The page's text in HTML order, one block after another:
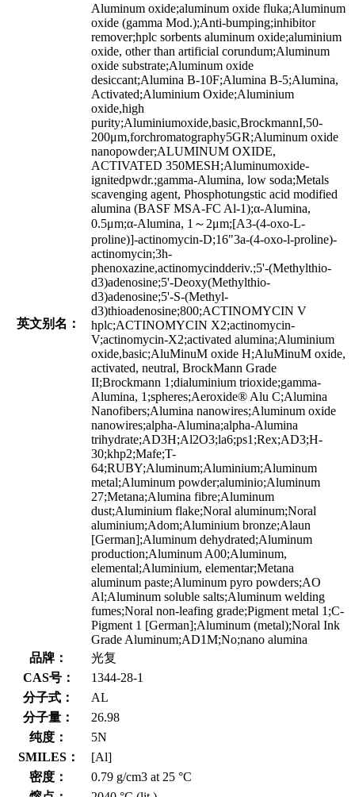
英文别名：
Aluminum oxide;aluminum oxide fluka;Aluminum
oxide (gamma Mod.);Anti-bumping;inhibitor
remover;hplc sorbents aluminum oxide;aluminium
oxide, other than artificial corundum;Aluminum
oxide substrate;Aluminum oxide
desiccant;Alumina B-10F;Alumina B-5;Alumina,
Activated;Aluminium Oxide;Aluminium
oxide,high
purity;Aluminiumoxide,basic,BrockmannI,50-
200μm,forchromatography5GR;Aluminum oxide
nanopowder;ALUMINUM OXIDE,
ACTIVATED 350MESH;Aluminumoxide-
ignitedpwdr.;gamma-Alumina, low soda;Metals
scavenging agent, Phosphotungstic acid modified
alumina (BASF MSA-FC Al-1);α-Alumina,
0.5μm;α-Alumina, 1～2μm;[A3-(4-oxo-L-
proline)]-actinomycin-D;16"3a-(4-oxo-l-proline)-
actinomycin;3h-
phenoxazine,actinomycindderiv.;5'-(Methylthio-
d3)adenosine;5'-Deoxy(Methylthio-
d3)adenosine;5'-S-(Methyl-
d3)thioadenosine;800;ACTINOMYCIN V
hplc;ACTINOMYCIN X2;actinomycin-
V;actinomycin-X2;activated alumina;Aluminium
oxide,basic;AluMinuM oxide H;AluMinuM oxide,
activated, neutral, BrockMann Grade
II;Brockmann 1;dialuminium trioxide;gamma-
Alumina, 1;spheres;Aeroxide® Alu C;Alumina
Nanofibers;Alumina nanowires;Aluminum oxide
nanowires;alpha-Alumina;alpha-Alumina
trihydrate;AD3H;Al2O3;la6;ps1;Rex;AD3;H-
30;khp2;Mafe;T-
64;RUBY;Aluminum;Aluminium;Aluminum
metal;Aluminum powder;aluminio;Aluminum
27;Metana;Alumina fibre;Aluminum
dust;Aluminium flake;Noral aluminum;Noral
aluminium;Adom;Aluminium bronze;Alaun
[German];Aluminum dehydrated;Aluminum
production;Aluminum A00;Aluminum,
elemental;Aluminium, elementar;Metana
aluminum paste;Aluminum pyro powders;AO
Al;Aluminum soluble salts;Aluminum welding
fumes;Noral non-leafing grade;Pigment metal 1;C-
Pigment 1 [German];Aluminum (metal);Noral Ink
Grade Aluminum;AD1M;No;nano alumina
品牌：
光复
CAS号：
1344-28-1
分子式：
AL
分子量：
26.98
纯度：
5N
SMILES：
[Al]
密度：
0.79 g/cm3 at 25 °C